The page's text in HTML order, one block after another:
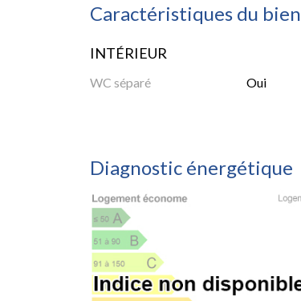
Caractéristiques du bien
INTÉRIEUR
WC séparé Oui
Diagnostic énergétique